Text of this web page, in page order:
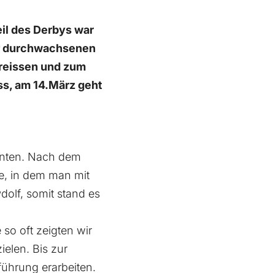
des Derbys war
durchwachsenen
und zum
am 14.März geht
Nach dem
in dem man mit
somit stand es
so oft zeigten wir
Bis zur
erarbeiten.